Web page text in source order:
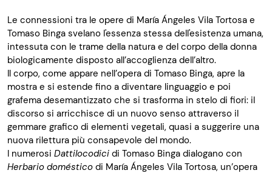
Le connessioni tra le opere di María Ángeles Vila Tortosa e
Tomaso Binga svelano l'essenza stessa dell'esistenza umana,
intessuta con le trame della natura e del corpo della donna
biologicamente disposto all’accoglienza dell’altro.
Il corpo, come appare nell’opera di Tomaso Binga, apre la
mostra e si estende fino a diventare linguaggio e poi
grafema desemantizzato che si trasforma in stelo di fiori: il
discorso si arricchisce di un nuovo senso attraverso il
gemmare grafico di elementi vegetali, quasi a suggerire una
nuova rilettura più consapevole del mondo.
I numerosi Dattilocodici di Tomaso Binga dialogano con
Herbario doméstico di María Ángeles Vila Tortosa, un’opera